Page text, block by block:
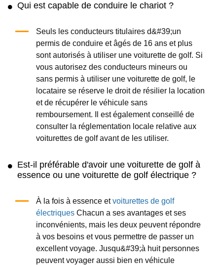
Qui est capable de conduire le chariot ?
Seuls les conducteurs titulaires d&#39;un
permis de conduire et âgés de 16 ans et plus
sont autorisés à utiliser une voiturette de golf. Si
vous autorisez des conducteurs mineurs ou
sans permis à utiliser une voiturette de golf, le
locataire se réserve le droit de résilier la location
et de récupérer le véhicule sans
remboursement. Il est également conseillé de
consulter la réglementation locale relative aux
voiturettes de golf avant de les utiliser.
Est-il préférable d'avoir une voiturette de golf à
essence ou une voiturette de golf électrique ?
À la fois à essence etvoiturettes de golf
électriquesChacun a ses avantages et ses
inconvénients, mais les deux peuvent répondre
à vos besoins et vous permettre de passer un
excellent voyage. Jusqu&#39;à huit personnes
peuvent voyager aussi bien en véhicule